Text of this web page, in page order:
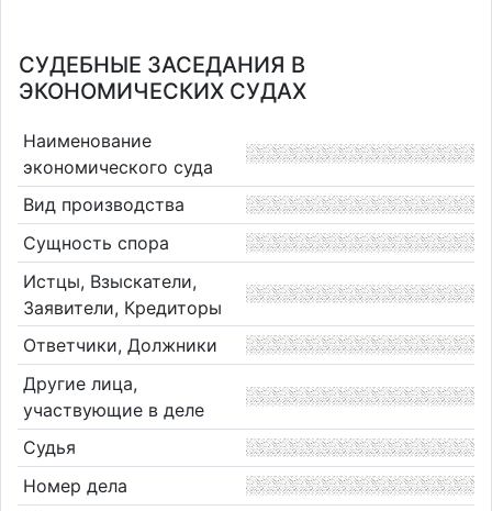
СУДЕБНЫЕ ЗАСЕДАНИЯ В
ЭКОНОМИЧЕСКИХ СУДАХ
Наименование
экономического суда
Вид производства
Сущность спора
Истцы, Взыскатели,
Заявители, Кредиторы
Ответчики, Должники
Другие лица,
участвующие в деле
Судья
Номер дела